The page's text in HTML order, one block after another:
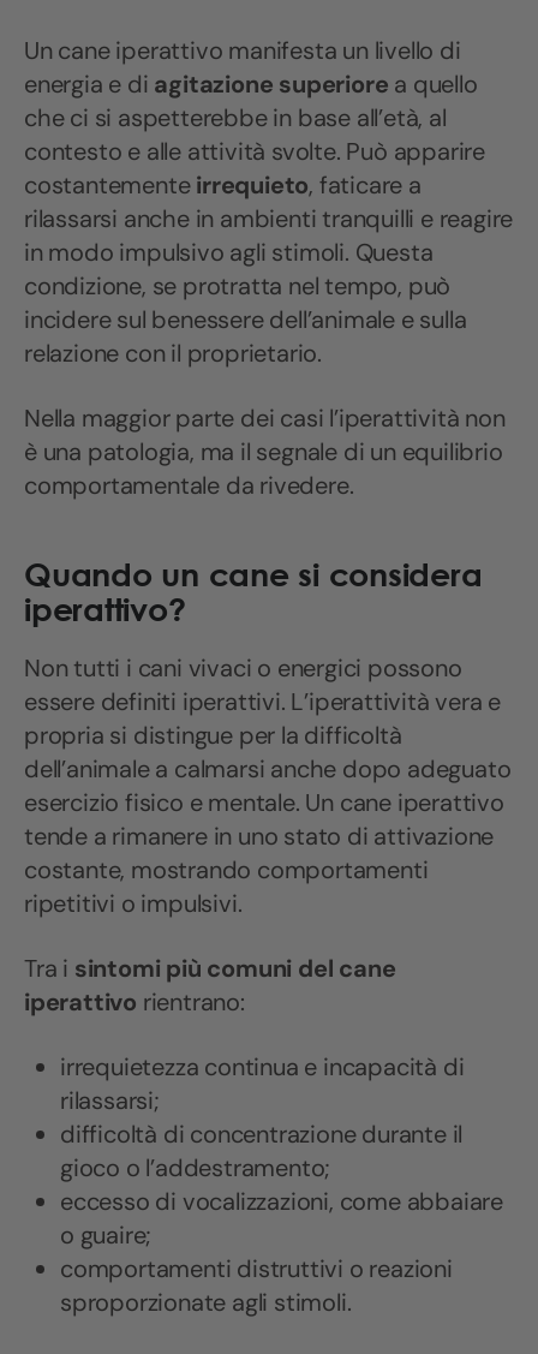
Un cane iperattivo manifesta un livello di
energia e di agitazione superiore a quello
che ci si aspetterebbe in base all’età, al
contesto e alle attività svolte. Può apparire
costantementeirrequieto, faticare a
rilassarsi anche in ambienti tranquilli e reagire
in modo impulsivo agli stimoli. Questa
condizione, se protratta nel tempo, può
incidere sul benessere dell’animale e sulla
relazione con il proprietario.
Nella maggior parte dei casi l’iperattività non
è una patologia, ma il segnale di un equilibrio
comportamentale da rivedere.
Quando un cane si considera
iperattivo?
Non tutti i cani vivaci o energici possono
essere definiti iperattivi. L’iperattività vera e
propria si distingue per la difficoltà
dell’animale a calmarsi anche dopo adeguato
esercizio fisico e mentale. Un cane iperattivo
tende a rimanere in uno stato di attivazione
costante, mostrando comportamenti
ripetitivi o impulsivi.
Tra i sintomi più comuni del cane
iperattivo rientrano:
irrequietezza continua e incapacità di
rilassarsi;
difficoltà di concentrazione durante il
gioco o l’addestramento;
eccesso di vocalizzazioni, come abbaiare
o guaire;
comportamenti distruttivi o reazioni
sproporzionate agli stimoli.